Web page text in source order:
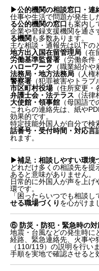
▶︎公的機関の相談窓口・連
仕事や生活で問題が発生し
る公的機関の窓口 も案内し
企業や登録支援機関を通さ
る機関も多数あります。
主な相談・通報先は以下の
地方出入国在留管理局 （
労働基準監督署 （労働条
ハローワーク
（職業紹介や
法務局・地方法務局 （人
警察署 （犯罪被害やトラブ
市区町村役場（住所変更・
弁護士会・法テラス （法
大使館・領事館 （母国語
これらの連絡先は、紙や
効果的です。
特定技能外国人が自分で検
話番号・受付時間・対応言
れます。
▶︎補足：相談しやすい環境
どれだけ多くの相談先を
あると意味がありません。
日常的に外国人が声を上
環です。
「困ったらいつでも相談し
せる職場づくり を心がけま
⑥ 防災・防犯・緊急時の対
地震・台風などの発生時に
経路、緊急連絡先、火事や
（110/119）の説明を行い
手順を実地で確認させると